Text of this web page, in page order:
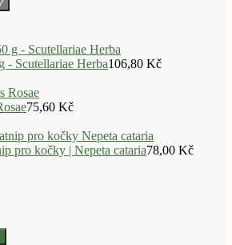
- Scutellariae Herba106,80 Kč
75,60 Kč
pro kočky | Nepeta cataria78,00 Kč